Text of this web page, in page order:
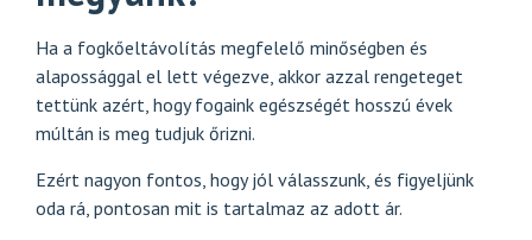
Ha a fogkőeltávolítás megfelelő minőségben és
alapossággal el lett végezve, akkor azzal rengeteget
tettünk azért, hogy fogaink egészségét hosszú évek
múltán is meg tudjuk őrizni.
Ezért nagyon fontos, hogy jól válasszunk, és figyeljünk
oda rá, pontosan mit is tartalmaz az adott ár.